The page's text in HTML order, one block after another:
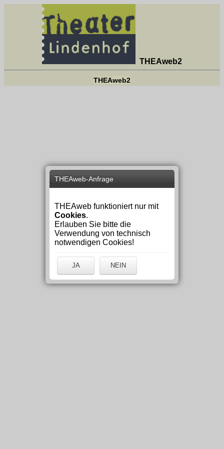
THEAweb2
THEAweb2
THEAweb-Anfrage
THEAweb funktioniert nur mit
Cookies.
Erlauben Sie bitte die
Verwendung von technisch
notwendigen Cookies!
JA NEIN